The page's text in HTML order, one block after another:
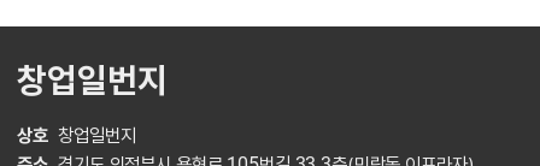
창업일번지
상호 창업일번지